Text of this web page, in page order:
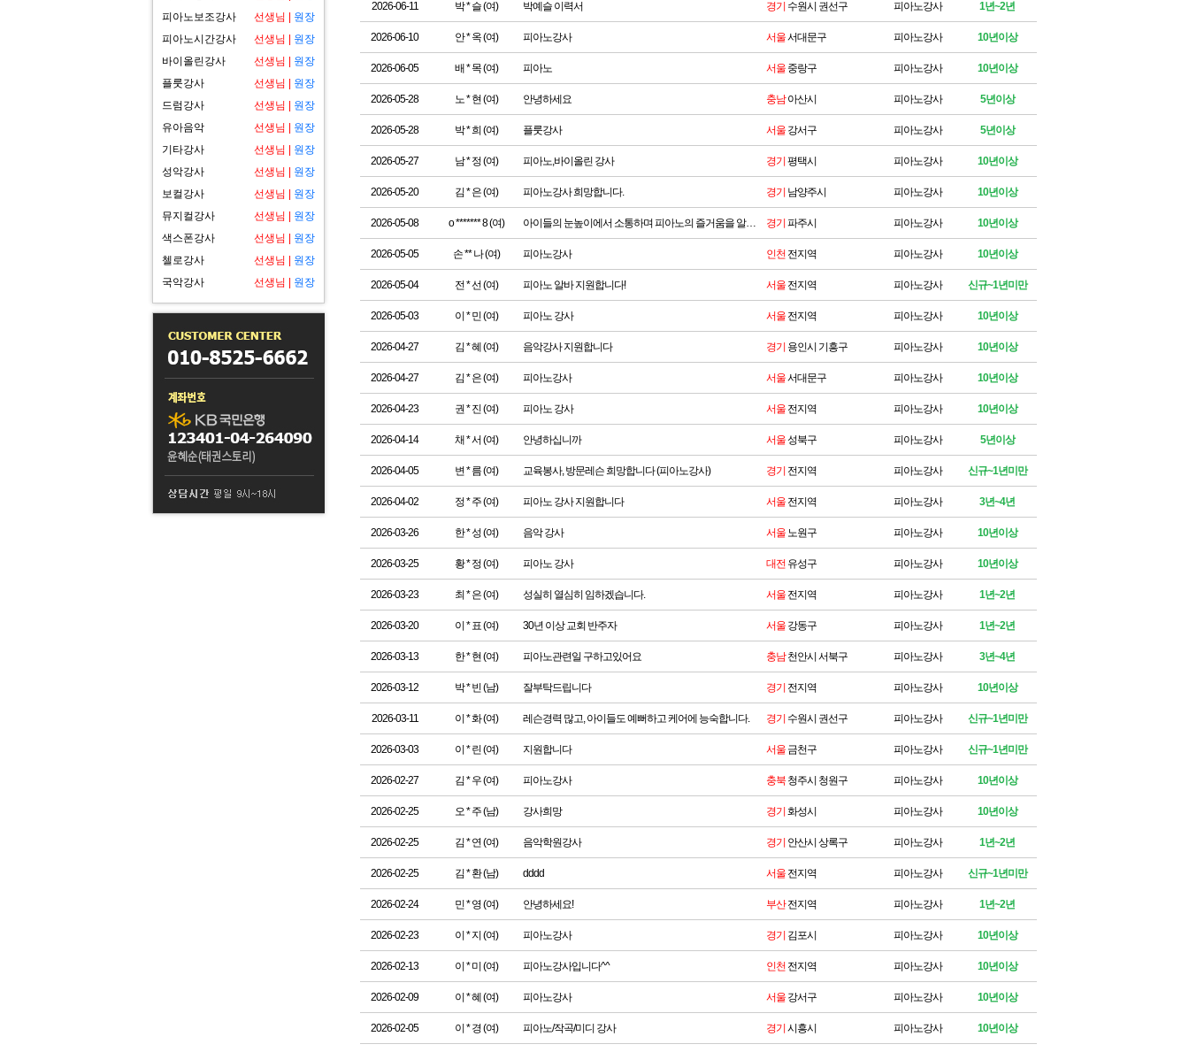
피아노보조강사
선생님
원장
피아노시간강사
선생님
원장
바이올린강사
선생님
원장
플룻강사
선생님
원장
드럼강사
선생님
원장
유아음악
선생님
원장
기타강사
선생님
원장
성악강사
선생님
원장
보컬강사
선생님
원장
뮤지컬강사
선생님
원장
색스폰강사
선생님
원장
첼로강사
선생님
원장
국악강사
선생님 원장
2026-06-11 박 * 슬 (여) 박예슬 이력서 경기 수원시 권선구 피아노강사 1년~2년
2026-06-10 안 * 옥 (여) 피아노강사 서울서대문구 피아노강사 10년이상
2026-06-05 배 * 목 (여) 피아노 서울 중랑구 피아노강사 10년이상
2026-05-28 노 * 현 (여) 안녕하세요 충남아산시 피아노강사 5년이상
2026-05-28 박 * 희 (여) 플룻강사 서울 강서구 피아노강사 5년이상
2026-05-27 남 * 정 (여) 피아노,바이올린 강사 경기 평택시 피아노강사 10년이상
2026-05-20 김 * 은 (여) 피아노강사 희망합니다. 경기 남양주시 피아노강사 10년이상
2026-05-08 o ******* 8 (여) 아이들의 눈높이에서 소통하며 피아노의 즐거움을 알려주는 강사입니다. 경기 파주시 피아노강사 10년이상
2026-05-05 손 ** 나 (여) 피아노강사 인천 전지역 피아노강사 10년이상
2026-05-04 전 * 선 (여) 피아노 알바 지원합니다! 서울 전지역 피아노강사 신규~1년미만
2026-05-03 이 * 민 (여) 피아노 강사 서울 전지역 피아노강사 10년이상
2026-04-27 김 * 혜 (여) 음악강사 지원합니다 경기 용인시 기흥구 피아노강사 10년이상
2026-04-27 김 * 은 (여) 피아노강사 서울서대문구 피아노강사 10년이상
2026-04-23 권 * 진 (여) 피아노 강사 서울 전지역 피아노강사 10년이상
2026-04-14 채 * 서 (여) 안녕하십니까 서울성북구 피아노강사 5년이상
2026-04-05 변 * 름 (여) 교육봉사, 방문레슨 희망합니다 (피아노강사) 경기 전지역 피아노강사 신규~1년미만
2026-04-02 정 * 주 (여) 피아노 강사 지원합니다 서울 전지역 피아노강사 3년~4년
2026-03-26 한 * 성 (여) 음악 강사 서울 노원구 피아노강사 10년이상
2026-03-25 황 * 정 (여) 피아노 강사 대전 유성구 피아노강사 10년이상
2026-03-23 최 * 은 (여) 성실히 열심히 임하겠습니다. 서울 전지역 피아노강사 1년~2년
2026-03-20 이 * 표 (여) 30년 이상 교회 반주자 서울 강동구 피아노강사 1년~2년
2026-03-13 한 * 현 (여) 피아노관련일 구하고있어요 충남천안시 서북구 피아노강사 3년~4년
2026-03-12 박 * 빈 (남) 잘부탁드립니다 경기 전지역 피아노강사 10년이상
2026-03-11 이 * 화 (여) 레슨경력 많고, 아이들도 예뻐하고 케어에 능숙합니다. 경기 수원시 권선구 피아노강사 신규~1년미만
2026-03-03 이 * 린 (여) 지원합니다 서울 금천구 피아노강사 신규~1년미만
2026-02-27 김 * 우 (여) 피아노강사 충북 청주시 청원구 피아노강사 10년이상
2026-02-25 오 * 주 (남) 강사희망 경기 화성시 피아노강사 10년이상
2026-02-25 김 * 연 (여) 음악학원강사 경기 안산시 상록구 피아노강사 1년~2년
2026-02-25 김 * 환 (남) dddd 서울 전지역 피아노강사 신규~1년미만
2026-02-24 민 * 영 (여) 안녕하세요! 부산전지역 피아노강사 1년~2년
2026-02-23 이 * 지 (여) 피아노강사 경기 김포시 피아노강사 10년이상
2026-02-13 이 * 미 (여) 피아노강사입니다^^ 인천 전지역 피아노강사 10년이상
2026-02-09 이 * 혜 (여) 피아노강사 서울 강서구 피아노강사 10년이상
2026-02-05 이 * 경 (여) 피아노/작곡/미디 강사 경기 시흥시 피아노강사 10년이상